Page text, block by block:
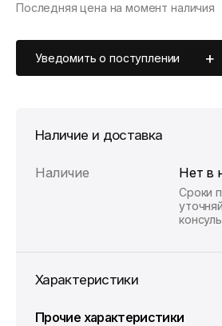
Последняя цена на момент наличия
Уведомить о поступлении
Наличие и доставка
Наличие Нет в
Сроки
Характеристики
Прочие характеристики